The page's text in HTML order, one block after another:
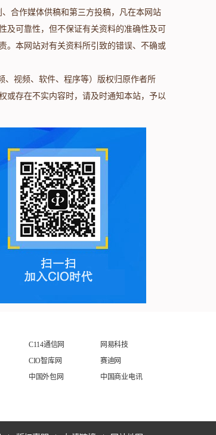
合作媒体供稿和第三方投稿，凡在本网站
及可靠性，但不保证有关资料的准确性及可
。本网站对有关资料所引致的错误、不确或
、视频、软件、程序等）版权归原作者所
或存在不实内容时，请及时通知本站，予以
C114通信网
网易科技
CIO智库网
赛迪网
中国外包网
中国商业电讯